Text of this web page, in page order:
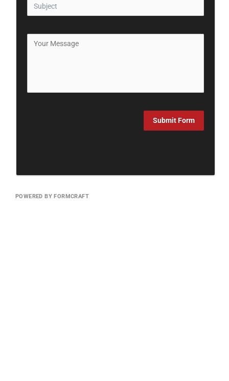
Submit Form
POWERED BY FORMCRAFT